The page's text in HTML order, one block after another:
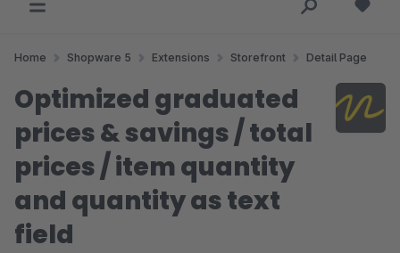
Home Shopware 5 Extensions Storefront Detail Page
Optimized graduated
prices & savings / total
prices / item quantity
and quantity as text
field